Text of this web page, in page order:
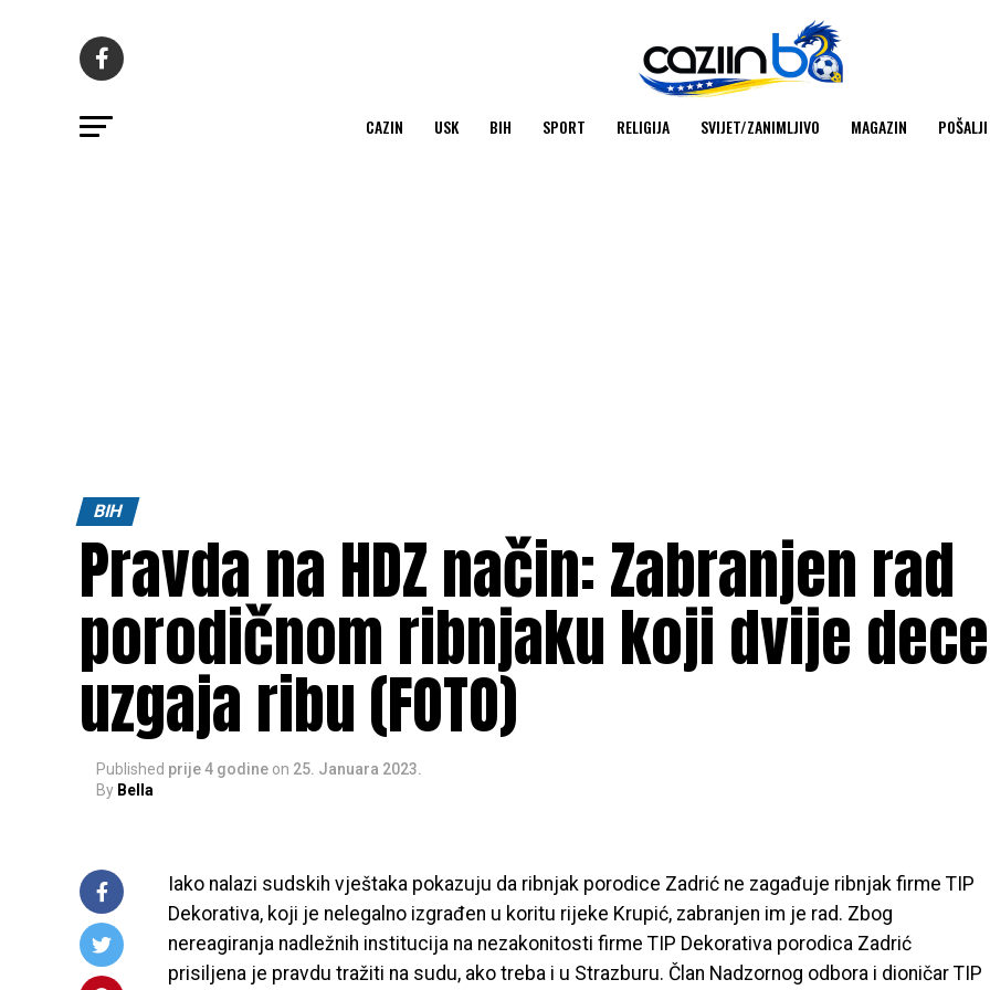
CAZIN USK BIH SPORT RELIGIJA SVIJET/ZANIMLJIVO MAGAZIN
BIH
Pravda na HDZ način: Zabranjen rad
porodičnom ribnjaku koji dvije
uzgaja ribu (FOTO)
Published prije 4 godine on 25. Januara 2023.
By Bella
Iako nalazi sudskih vještaka pokazuju da ribnjak porodice Zadrić ne zagađuje ribnjak firme TIP
Dekorativa, koji je nelegalno izgrađen u koritu rijeke Krupić, zabranjen im je rad. Zbog
nereagiranja nadležnih institucija na nezakonitosti firme TIP Dekorativa porodica Zadrić
prisiljena je pravdu tražiti na sudu, ako treba i u Strazburu. Član Nadzornog odbora i dioničar TIP